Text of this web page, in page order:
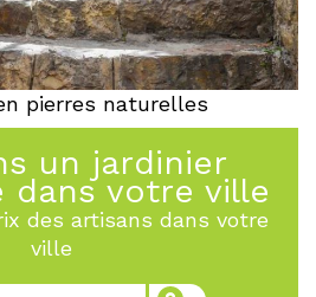
pierres naturelles
un jardinier
dans votre ville
des artisans dans votre
ville